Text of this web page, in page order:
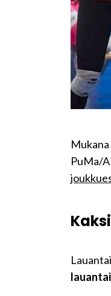
PuMa/